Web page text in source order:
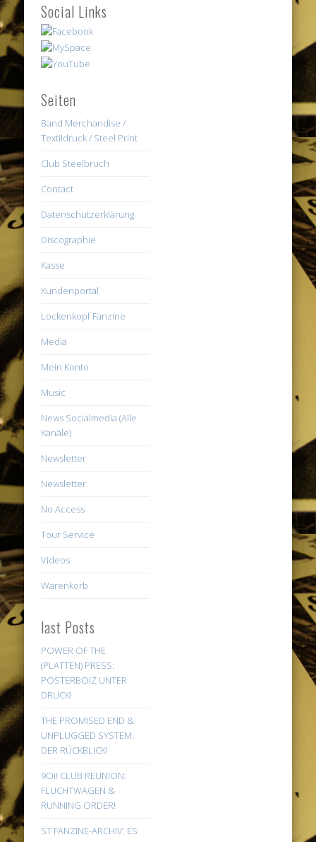
Social Links
Seiten
Band Merchandise /
Textildruck / Steel Print
Club Steelbruch
Contact
Datenschutzerklärung
Discographie
Kasse
Kundenportal
Lockenkopf Fanzine
Media
Mein Konto
Music
News Socialmedia (Alle
Kanäle)
Newsletter
Newsletter
No Access
Tour Service
Videos
Warenkorb
last Posts
POWER OF THE
(PLATTEN) PRESS:
POSTERBOIZ UNTER
DRUCK!
THE PROMISED END &
UNPLUGGED SYSTEM:
DER RÜCKBLICK!
9Oi! CLUB REUNION:
FLUCHTWAGEN &
RUNNING ORDER!
ST FANZINE-ARCHIV: ES